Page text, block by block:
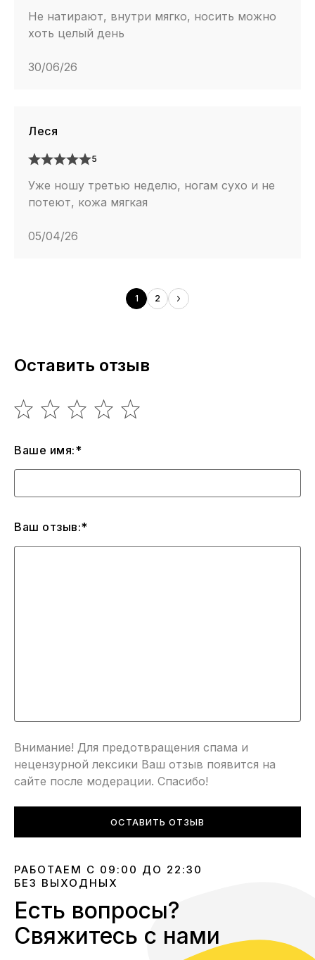
Не натирают, внутри мягко, носить можно
хоть целый день
30/06/26
Леся
5
Уже ношу третью неделю, ногам сухо и не
потеют, кожа мягкая
05/04/26
1 2
Оставить отзыв
Ваше имя:*
Ваш отзыв:*
Внимание! Для предотвращения спама и
нецензурной лексики Ваш отзыв появится на
сайте после модерации. Спасибо!
ОСТАВИТЬ ОТЗЫВ
РАБОТАЕМ С 09:00 ДО 22:30
БЕЗ ВЫХОДНЫХ
Есть вопросы?
Свяжитесь с нами